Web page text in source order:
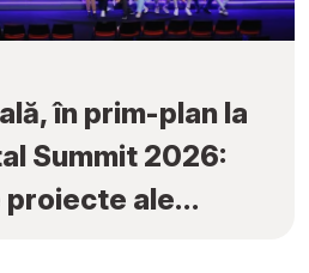
în prim-plan la
Summit 2026:
proiecte ale